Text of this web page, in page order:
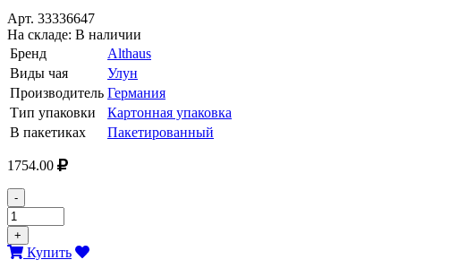
Арт. 33336647
На складе: В наличии
Бренд
Althaus
Виды чая
Улун
Производитель Германия
Тип упаковки
Картонная упаковка
В пакетиках
Пакетированный
1754.00
-
+
Купить